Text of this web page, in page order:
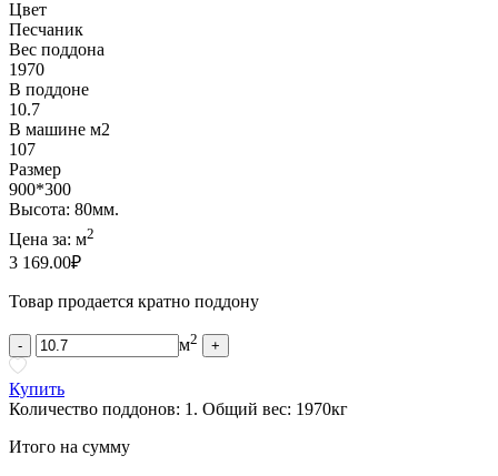
Цвет
Песчаник
Вес поддона
1970
В поддоне
10.7
В машине м2
107
Размер
900*300
Высота: 80мм.
Цена за: м2
3 169.00₽
Товар продается кратно поддону
- м2 +
Купить
Количество поддонов: 1 . Общий вес: 1970кг
Итого на сумму